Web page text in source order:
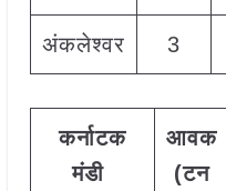
अंकलेश्वर 3
कर्नाटक
मंडी
आवक
(टन